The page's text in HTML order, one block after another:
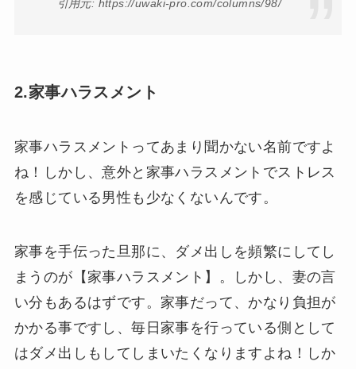
引用元: https://uwaki-pro.com/columns/98/
2.家事ハラスメント
家事ハラスメントってあまり聞かない名前ですよ
ね！しかし、意外と家事ハラスメントでストレス
を感じている男性も少なくないんです。
家事を手伝った旦那に、ダメ出しを頻繁にしてし
まうのが【家事ハラスメント】。しかし、妻の言
い分もあるはずです。家事だって、かなり負担が
かかる事ですし、毎日家事を行っている側として
はダメ出しもしてしまいたくなりますよね！しか